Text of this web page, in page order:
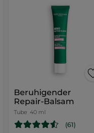
Beruhigender
Repair-Balsam
Tube 40 ml
(61)